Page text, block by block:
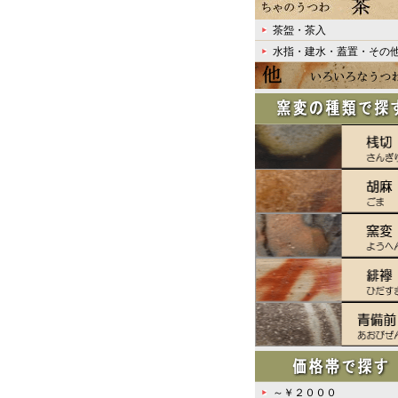
茶盌・茶入
水指・建水・蓋置・その
～￥２０００